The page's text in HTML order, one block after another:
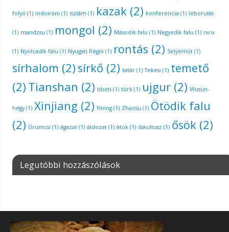
folyó (1) indoiráni (1) iszlám (1) kazak(2) konferencia (1) leborulás
(1) mandzsu (1) mongol (2) Második falu (1) Negyedik falu (1) niru
(1) Nyolcadik falu (1) Nyugati Régió (1) rontás (2) Selyemút(1)
sírhalom (2) sírkő (2) tatár(1) Tekesi (1) temető
(2) Tianshan (2) tibeti (1) türk(1) ujgur(2) Wusun-
hegy(1) Xinjiang (2) Yining(1) Zhaosu (1) Ötödik falu
(2) Ürümcsi (1) ágazat(1) áldozat(1) átok(1) őskultusz (1) ősök(2)
Legutóbbi hozzászólások